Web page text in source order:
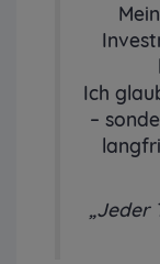
Ich
–
„Jeder